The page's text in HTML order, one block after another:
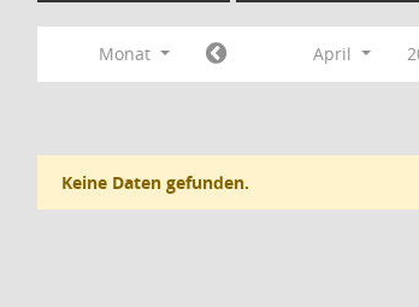
Monat April
Keine Daten gefunden.